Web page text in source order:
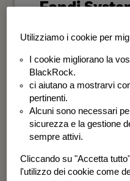
Fondi
Strategie
disciplinato e
BSF Systematic
BGF
Income Fund
Utilizziamo i cookie per
I cookie migliorano la
BlackRock.
ci aiutano a mostrarvi
pertinenti.
Alcuni sono necessari
sicurezza e la gestione
sempre attivi.
Cliccando su "Accetta
l'utilizzo dei cookie come